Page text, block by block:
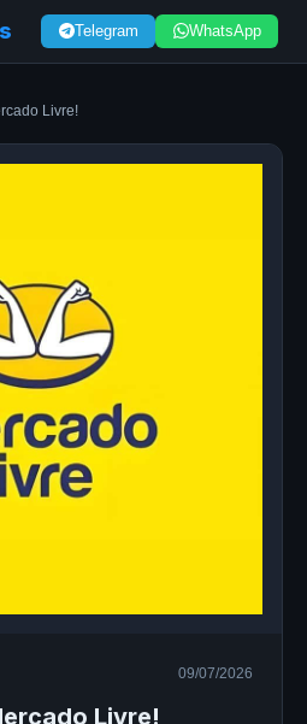
Telegram WhatsApp
Livre!
09/07/2026
Livre!